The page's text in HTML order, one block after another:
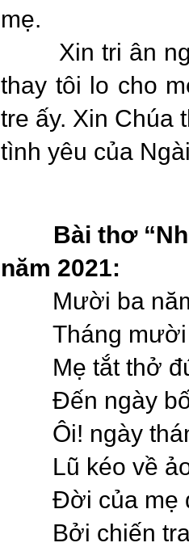
mẹ.
Xin tri ân
thay tôi lo cho
tre ấy. Xin Chúa
tình yêu của
Bài thơ “
năm 2021:
Mười ba
Tháng
Mẹ tắt thở
Đến ngày
Ôi! ngày
Lũ kéo về
Đời của mẹ
Bởi chiến